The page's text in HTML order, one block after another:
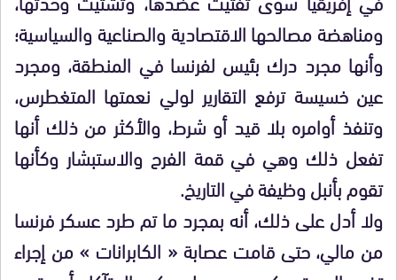
ومناهضة مصالحها الاقتصادية والصناعية والسياسية؛
وأنها مجرد درك بئيس لفرنسا في المنطقة، ومجرد
عين خسيسة ترفع التقارير لولي نعمتها المتغطرس،
وتنفذ أوامره بلا قيد أو شرط، والأكثر من ذلك أنها
تفعل ذلك وهي في قمة الفرح والاستبشار وكأنها
تقوم بأنبل وظيفة في التاريخ.
ولا أدل على ذلك، أنه بمجرد ما تم طرد عسكر فرنسا
من مالي، حتى قامت عصابة « الكابرانات » من إجراء